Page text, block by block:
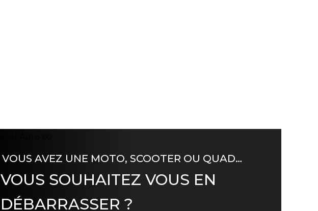
VOUS AVEZ UNE MOTO, SCOOTER OU QUAD…
VOUS SOUHAITEZ VOUS EN
DÉBARRASSER ?